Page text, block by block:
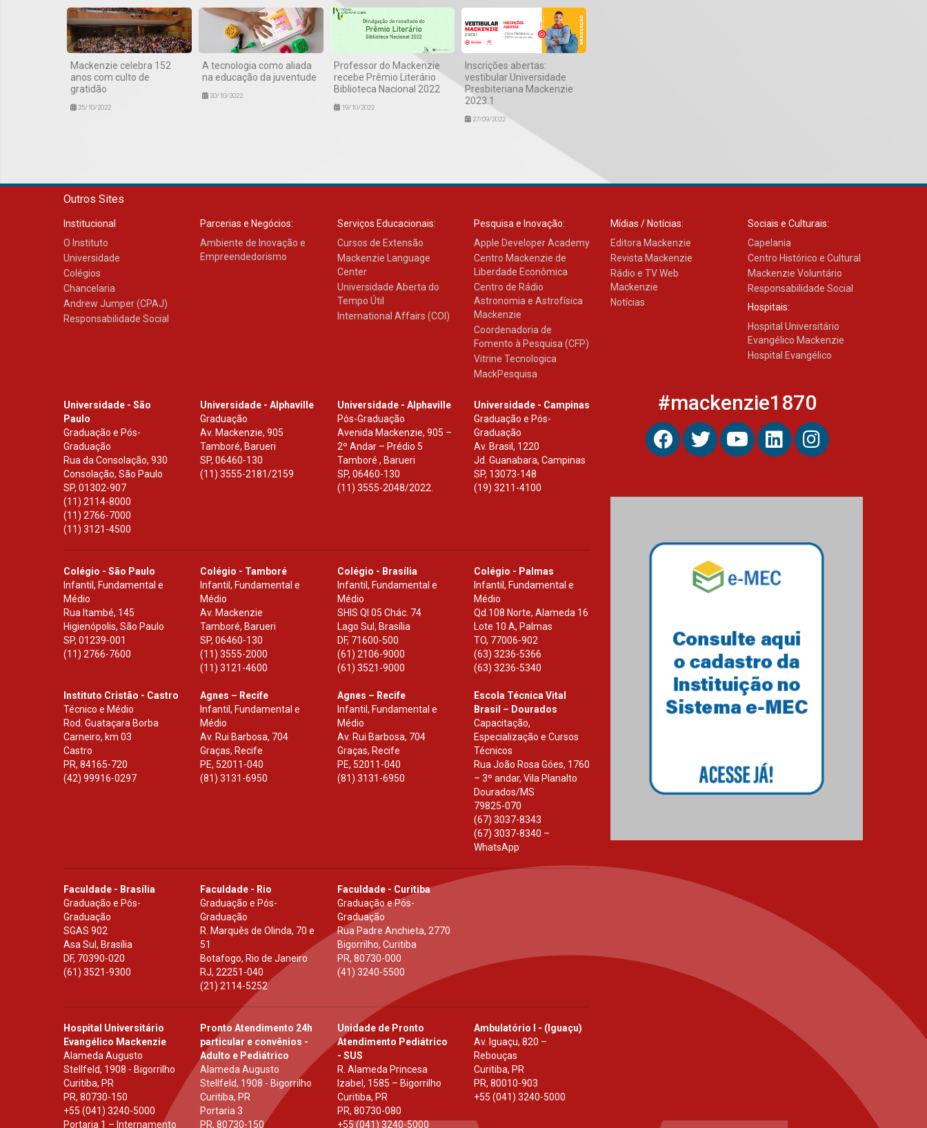
Mackenzie celebra 152
anos com culto de
gratidão
25/10/2022
A tecnologia como aliada
na educação da juventude
20/10/2022
Professor do Mackenzie
recebe Prêmio Literário
Biblioteca Nacional 2022
19/10/2022
Inscrições abertas:
vestibular Universidade
Presbiteriana Mackenzie
2023.1
27/09/2022
sistemas solares
04.08.2026
Mackenzie recepciona os
calouros do segundo
semestre de 2026
estudantes para o PAS antes
mesmo do Ensino Médio
04.08.2026
da escola
Outros Sites
Institucional
O Instituto
Universidade
Colégios
Chancelaria
Andrew Jumper (CPAJ)
Responsabilidade Social
Parcerias e Negócios:
Ambiente de Inovação e
Empreendedorismo
Serviços Educacionais:
Cursos de Extensão
Mackenzie Language
Center
Universidade Aberta do
Tempo Útil
International Affairs (COI)
Pesquisa e Inovação:
Apple Developer Academy
Centro Mackenzie de
Liberdade Econômica
Centro de Rádio
Astronomia e Astrofísica
Mackenzie
Coordenadoria de
Fomento à Pesquisa (CFP)
Vitrine Tecnologica
MackPesquisa
Mídias / Notícias:
Editora Mackenzie
Revista Mackenzie
Rádio e TV Web
Mackenzie
Notícias
Sociais e Culturais:
Capelania
Centro Histórico e Cultural
Mackenzie Voluntário
Responsabilidade Social
Hospitais:
Hospital Universitário
Evangélico Mackenzie
Hospital Evangélico
Universidade - São
Paulo
Graduação e Pós-
Graduação
Rua da Consolação, 930
Consolação, São Paulo
SP, 01302-907
(11) 2114-8000
(11) 2766-7000
(11) 3121-4500
Universidade - Alphaville
Graduação
Av. Mackenzie, 905
Tamboré, Barueri
SP,06460-130
(11) 3555-2181/2159
Universidade - Alphaville
Pós-Graduação
Avenida Mackenzie, 905 –
2º Andar – Prédio 5
Tamboré , Barueri
SP, 06460-130
(11) 3555-2048/2022.
Universidade - Campinas
Graduação e Pós-
Graduação
Av. Brasil, 1220
Jd. Guanabara, Campinas
SP, 13073-148
(19) 3211-4100
Colégio - São Paulo
Infantil, Fundamental e
Médio
Rua Itambé, 145
Higienópolis, São Paulo
SP, 01239-001
(11) 2766-7600
Colégio - Tamboré
Infantil, Fundamental e
Médio
Av. Mackenzie
Tamboré, Barueri
SP,06460-130
(11) 3555-2000
(11) 3121-4600
Colégio - Brasília
Infantil, Fundamental e
Médio
SHIS Ql 05 Chác. 74
Lago Sul, Brasília
DF, 71600-500
(61) 2106-9000
(61) 3521-9000
Colégio - Palmas
Infantil, Fundamental e
Médio
Qd.108 Norte, Alameda 16
Lote 10 A, Palmas
TO, 77006-902
(63) 3236-5366
(63) 3236-5340
Instituto Cristão - Castro
Técnico e Médio
Rod. Guataçara Borba
Carneiro, km 03
Castro
PR, 84165-720
(42) 99916-0297
Agnes – Recife
Infantil, Fundamental e
Médio
Av. Rui Barbosa, 704
Graças, Recife
PE, 52011-040
(81) 3131-6950
Agnes – Recife
Infantil, Fundamental e
Médio
Av. Rui Barbosa, 704
Graças, Recife
PE, 52011-040
(81) 3131-6950
Escola Técnica Vital
Brasil – Dourados
Capacitação,
Especialização e Cursos
Técnicos
Rua João Rosa Góes, 1760
– 3º andar, Vila Planalto
Dourados/MS
79825-070
(67) 3037-8343
(67) 3037-8340 –
WhatsApp
Faculdade - Brasília
Graduação e Pós-
Graduação
SGAS 902
Asa Sul, Brasília
DF, 70390-020
(61) 3521-9300
Faculdade - Rio
Graduação e Pós-
Graduação
R. Marquês de Olinda, 70 e
51
Botafogo, Rio de Janeiro
RJ,22251-040
(21) 2114-5252
Faculdade - Curitiba
Graduação e Pós-
Graduação
Rua Padre Anchieta, 2770
Bigorrilho, Curitiba
PR, 80730-000
(41) 3240-5500
Hospital Universitário
Evangélico Mackenzie
Alameda Augusto
Stellfeld, 1908 - Bigorrilho
Curitiba, PR
PR, 80730-150
+55 (041) 3240-5000
Portaria 1 – Internamento
Pronto Atendimento 24h
particular e convênios -
Adulto e Pediátrico
Alameda Augusto
Stellfeld, 1908 - Bigorrilho
Curitiba, PR
Portaria 3
PR,80730-150
Unidade de Pronto
Atendimento Pediátrico
- SUS
R. Alameda Princesa
Izabel, 1585 – Bigorrilho
Curitiba, PR
PR, 80730-080
+55 (041) 3240-5000
Ambulatório I - (Iguaçu)
Av. Iguaçu, 820 –
Rebouças
Curitiba, PR
PR, 80010-903
+55 (041) 3240-5000
#mackenzie1870